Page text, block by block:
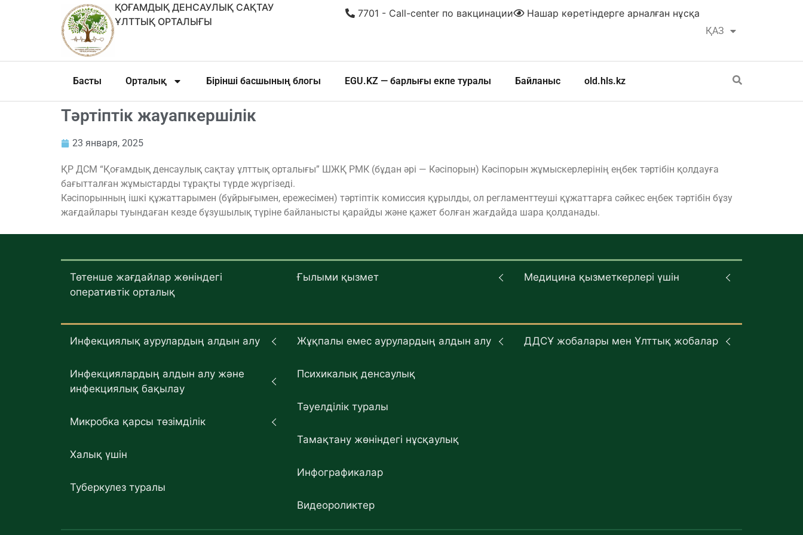
ҚОҒАМДЫҚ ДЕНСАУЛЫҚ САҚТАУ
ҰЛТТЫҚ ОРТАЛЫҒЫ
ҚАЗ
РУС
Нашар көретіндерге арналған нұсқа
7701 - Call-center по вакцинации
Басты Орталық Бірінші басшының блогы EGU.KZ — барлығы екпе туралы Байланыс old.hls.kz
Тәртіптік жауапкершілік
23 января, 2025
ҚР ДСМ “Қоғамдық денсаулық сақтау ұлттық орталығы” ШЖҚ РМК (бұдан әрі — Кәсіпорын) Кәсіпорын жұмыскерлерінің еңбек тәртібін қолдауға
бағытталған жұмыстарды тұрақты түрде жүргізеді.
Кәсіпорынның ішкі құжаттарымен (бұйрығымен, ережесімен) тәртіптік комиссия құрылды, ол регламенттеуші құжаттарға сәйкес еңбек тәртібін бұзу
жағдайлары туындаған кезде бұзушылық түріне байланысты қарайды және қажет болған жағдайда шара қолданады.
Төтенше жағдайлар жөніндегі
оперативтік орталық
Ғылыми қызмет Медицина қызметкерлері үшін
Инфекциялық аурулардың алдын алу
Инфекциялардың алдын алу және
инфекциялық бақылау
Микробка қарсы төзімділік
Халық үшін
Туберкулез туралы
Жұқпалы емес аурулардың алдын алу
Психикалық денсаулық
Тәуелділік туралы
Тамақтану жөніндегі нұсқаулық
Инфографикалар
Видеороликтер
ДДСҰ жобалары мен Ұлттық жобалар